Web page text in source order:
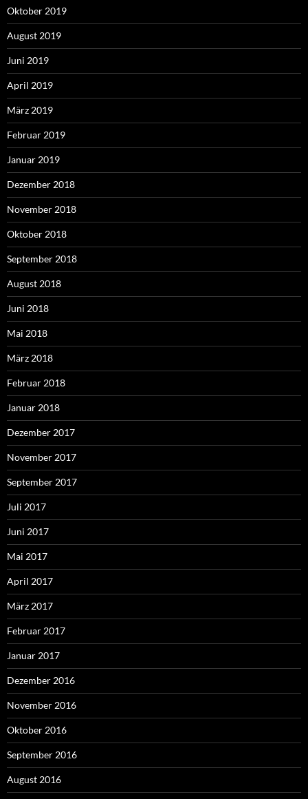
Oktober 2019
August 2019
Juni 2019
April 2019
März 2019
Februar 2019
Januar 2019
Dezember 2018
November 2018
Oktober 2018
September 2018
August 2018
Juni 2018
Mai 2018
März 2018
Februar 2018
Januar 2018
Dezember 2017
November 2017
September 2017
Juli 2017
Juni 2017
Mai 2017
April 2017
März 2017
Februar 2017
Januar 2017
Dezember 2016
November 2016
Oktober 2016
September 2016
August 2016